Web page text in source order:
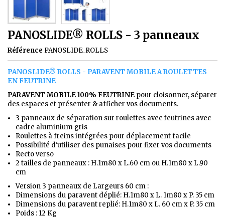
PANOSLIDE® ROLLS - 3 panneaux
Référence PANOSLIDE_ROLLS
PANOSLIDE® ROLLS - PARAVENT MOBILE A ROULETTES
EN FEUTRINE
PARAVENT MOBILE 100% FEUTRINE pour cloisonner, séparer
des espaces et présenter & afficher vos documents.
3 panneaux de séparation sur roulettes avec feutrines avec
cadre aluminium gris
Roulettes à freins intégrées pour déplacement facile
Possibilité d'utiliser des punaises pour fixer vos documents
Recto verso
2 tailles de panneaux : H.1m80 x L.60 cm ou H.1m80 x L.90
cm
Version 3 panneaux de Largeurs 60 cm :
Dimensions du paravent déplié: H.1m80 x L. 1m80 x P. 35 cm
Dimensions du paravent replié: H.1m80 x L. 60 cm x P. 35 cm
Poids : 12 Kg